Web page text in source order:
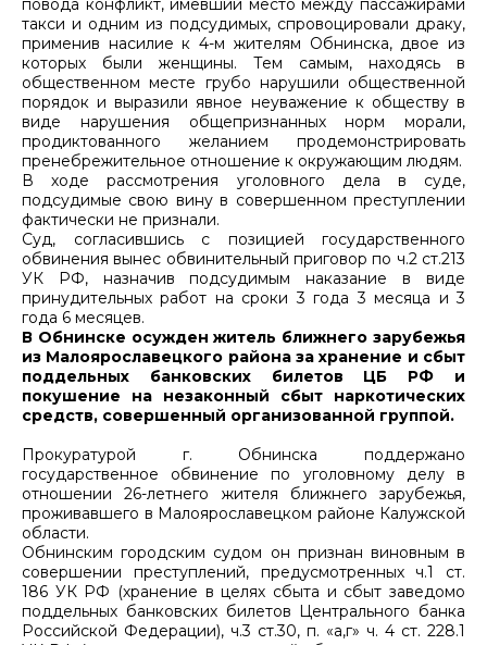
такси и одним из подсудимых, спровоцировали драку,
применив насилие к 4-м жителям Обнинска, двое из
которых были женщины. Тем самым, находясь в
общественном месте грубо нарушили общественной
порядок и выразили явное неуважение к обществу в
виде нарушения общепризнанных норм морали,
продиктованного желанием продемонстрировать
пренебрежительное отношение к окружающим людям.
В ходе рассмотрения уголовного дела в суде,
подсудимые свою вину в совершенном преступлении
фактически не признали.
Суд, согласившись с позицией государственного
обвинения вынес обвинительный приговор по ч.2 ст.213
УК РФ, назначив подсудимым наказание в виде
принудительных работ на сроки 3 года 3 месяца и 3
года 6 месяцев.
В Обнинске осужден житель ближнего зарубежья
из Малоярославецкого района за хранение и сбыт
поддельных банковских билетов ЦБ РФ и
покушение на незаконный сбыт наркотических
средств, совершенный организованной группой.
Прокуратурой г. Обнинска поддержано
государственное обвинение по уголовному делу в
отношении 26-летнего жителя ближнего зарубежья,
проживавшего в Малоярославецком районе Калужской
области.
Обнинским городским судом он признан виновным в
совершении преступлений, предусмотренных ч.1 ст.
186 УК РФ (хранение в целях сбыта и сбыт заведомо
поддельных банковских билетов Центрального банка
Российской Федерации), ч.3 ст.30, п. «а,г» ч. 4 ст. 228.1